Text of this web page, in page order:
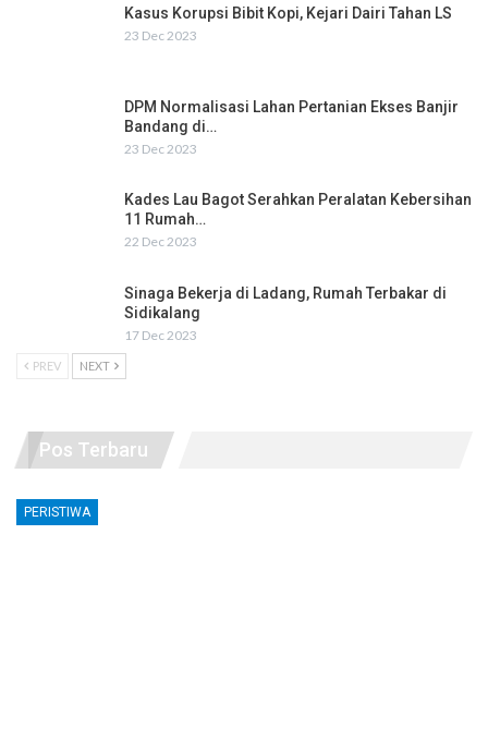
Kasus Korupsi Bibit Kopi, Kejari Dairi Tahan LS
23 Dec 2023
DPM Normalisasi Lahan Pertanian Ekses Banjir
Bandang di…
23 Dec 2023
Kades Lau Bagot Serahkan Peralatan Kebersihan
11 Rumah…
22 Dec 2023
Sinaga Bekerja di Ladang, Rumah Terbakar di
Sidikalang
17 Dec 2023
PREV NEXT
Pos Terbaru
PERISTIWA